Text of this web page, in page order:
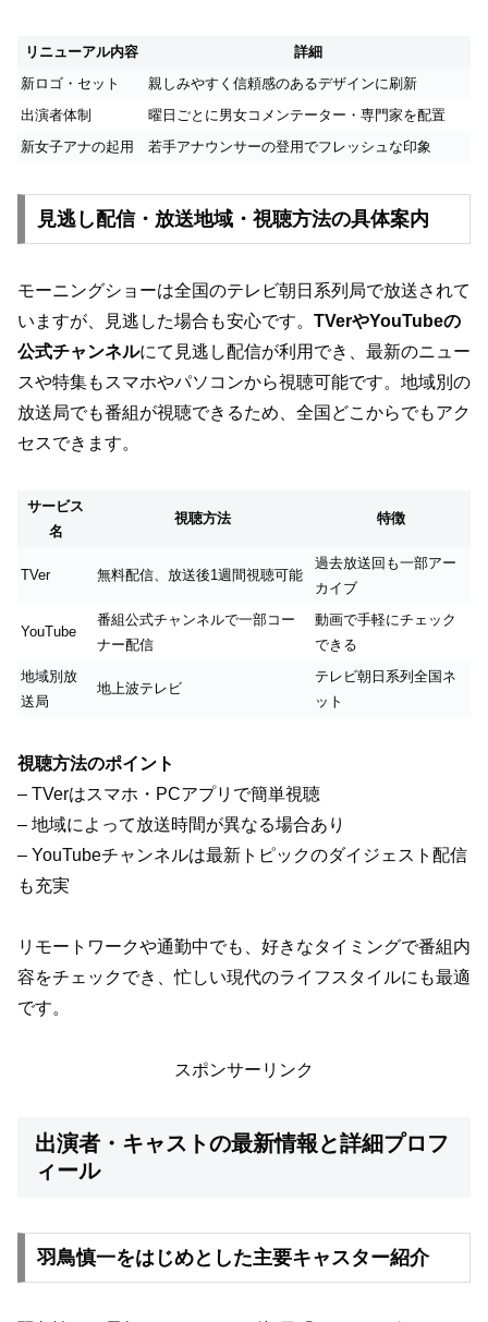
リニューアル内容
詳細
新ロゴ・セット
親しみやすく信頼感のあるデザインに刷新
出演者体制
曜日ごとに男女コメンテーター・専門家を配置
新女子アナの起用
若手アナウンサーの登用でフレッシュな印象
見逃し配信・放送地域・視聴方法の具体案内
モーニングショーは全国のテレビ朝日系列局で放送されて
いますが、見逃した場合も安心です。 TVerやYouTubeの
公式チャンネルにて見逃し配信が利用でき、最新のニュー
スや特集もスマホやパソコンから視聴可能です。地域別の
放送局でも番組が視聴できるため、全国どこからでもアク
セスできます。
サービス
名
視聴方法 特徴
TVer 無料配信、放送後1週間視聴可能
過去放送回も一部アー
カイブ
YouTube
番組公式チャンネルで一部コー
ナー配信
動画で手軽にチェック
できる
地域別放
送局
地上波テレビ
テレビ朝日系列全国ネ
ット
視聴方法のポイント
– TVerはスマホ・PCアプリで簡単視聴
– 地域によって放送時間が異なる場合あり
– YouTubeチャンネルは最新トピックのダイジェスト配信
も充実
リモートワークや通勤中でも、好きなタイミングで番組内
容をチェックでき、忙しい現代のライフスタイルにも最適
です。
スポンサーリンク
出演者・キャストの最新情報と詳細プロフ
ィール
羽鳥慎一をはじめとした主要キャスター紹介